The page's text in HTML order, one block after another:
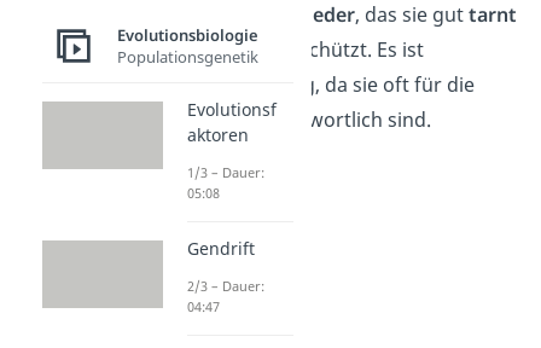
unauffälliges Gefieder, das sie guttarnt
und vor Feinden schützt. Es ist
besonders wichtig, da sie oft für die
Brutpflege verantwortlich sind.
Evolutionsbiologie
Populationsgenetik
Evolutionsf
aktoren
1/3 – Dauer:
05:08
Gendrift
2/3 – Dauer:
04:47